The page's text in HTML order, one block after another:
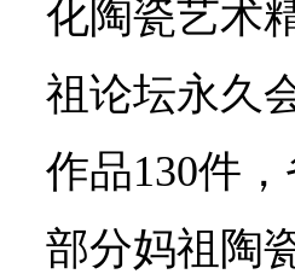
化陶瓷艺术
祖论坛永久
作品130件
部分妈祖陶